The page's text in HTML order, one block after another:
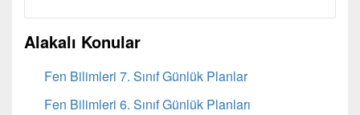
Alakalı Konular
Fen Bilimleri 7. Sınıf Günlük Planlar
Fen Bilimleri 6. Sınıf Günlük Planları